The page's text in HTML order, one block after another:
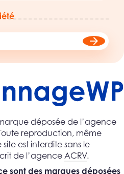
déposée de l’agence
reproduction, même
est interdite sans le
de l’agence ACRV.
sont des marques déposées